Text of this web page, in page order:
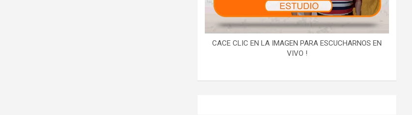
CACE CLIC EN LA IMAGEN PARA ESCUCHARNOS EN
VIVO !